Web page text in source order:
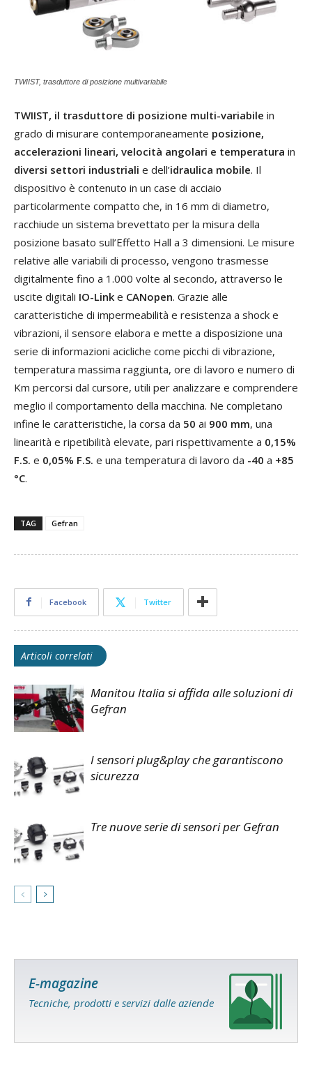
TWIIST, trasduttore di posizione multivariabile
TWIIST, il trasduttore di posizione multi-variabile in
grado di misurare contemporaneamente posizione,
accelerazioni lineari, velocità angolari e temperatura in
diversi settori industriali e dell’idraulica mobile. Il
dispositivo è contenuto in un case di acciaio
particolarmente compatto che, in 16 mm di diametro,
racchiude un sistema brevettato per la misura della
posizione basato sull’Effetto Hall a 3 dimensioni. Le misure
relative alle variabili di processo, vengono trasmesse
digitalmente fino a 1.000 volte al secondo, attraverso le
uscite digitali IO-Link e CANopen. Grazie alle
caratteristiche di impermeabilità e resistenza a shock e
vibrazioni, il sensore elabora e mette a disposizione una
serie di informazioni acicliche come picchi di vibrazione,
temperatura massima raggiunta, ore di lavoro e numero di
Km percorsi dal cursore, utili per analizzare e comprendere
meglio il comportamento della macchina. Ne completano
infine le caratteristiche, la corsa da 50 ai 900 mm, una
linearità e ripetibilità elevate, pari rispettivamente a 0,15%
F.S. e 0,05% F.S. e una temperatura di lavoro da -40 a +85
°C.
TAG Gefran
Facebook Twitter
Articoli correlati
Manitou Italia si affida alle soluzioni di
Gefran
I sensori plug&play che garantiscono
sicurezza
Tre nuove serie di sensori per Gefran
E-magazine
Tecniche, prodotti e servizi dalle aziende